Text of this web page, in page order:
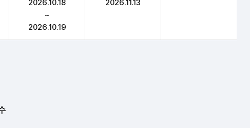
2026.10.18
~
2026.10.19
2026.11.13